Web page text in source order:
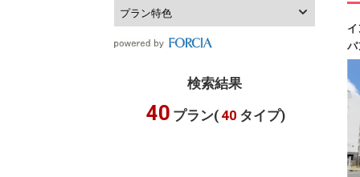
プラン特色
検索結果
40 プラン( 40 タイプ)
パ